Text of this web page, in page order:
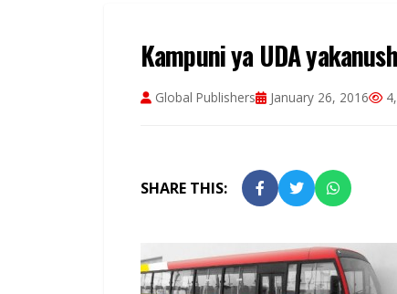
Kampuni ya UDA
Global Publishers January 26, 2016
SHARE THIS: